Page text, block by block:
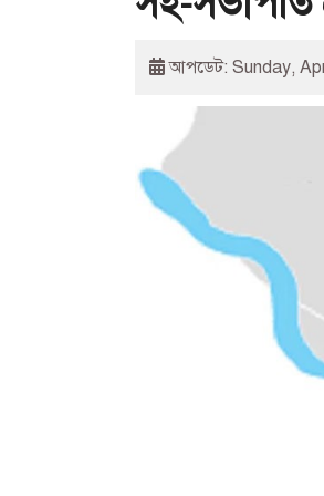
আপডেট: Sunday,